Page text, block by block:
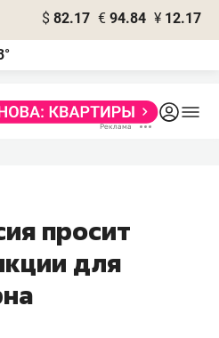
$ 82.17 € 94.84 ¥ 12.17
просит
для